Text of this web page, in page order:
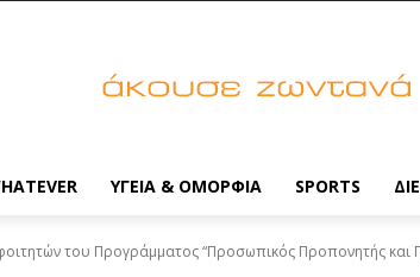
ΥΓΕΙΑ & ΟΜΟΡΦΙΑ SPORTS
του Προγράμματος “Προσωπικός Προπονητής